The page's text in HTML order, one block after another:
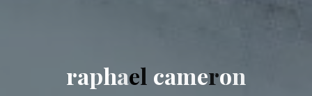
raphael cameron